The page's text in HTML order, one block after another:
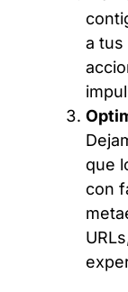
a tus
que
con